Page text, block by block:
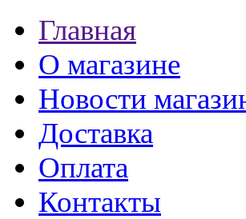
Главная
О магазине
Новости
Доставка
Оплата
Контакты